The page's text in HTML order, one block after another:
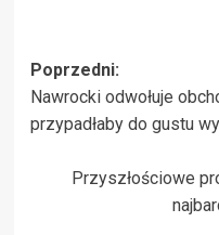
Zobacz
wpisy
Poprzedni:
Nawrocki odwołuje
przypadłaby do gustu
Przyszłościowe